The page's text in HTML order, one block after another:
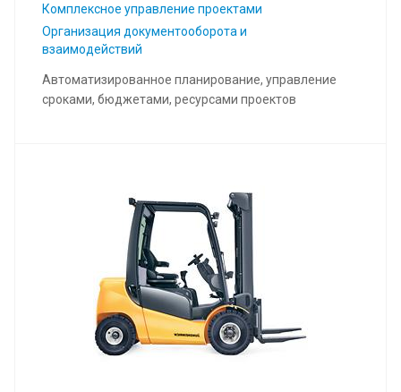
Комплексное управление проектами
Организация документооборота и
взаимодействий
Автоматизированное планирование, управление
сроками, бюджетами, ресурсами проектов